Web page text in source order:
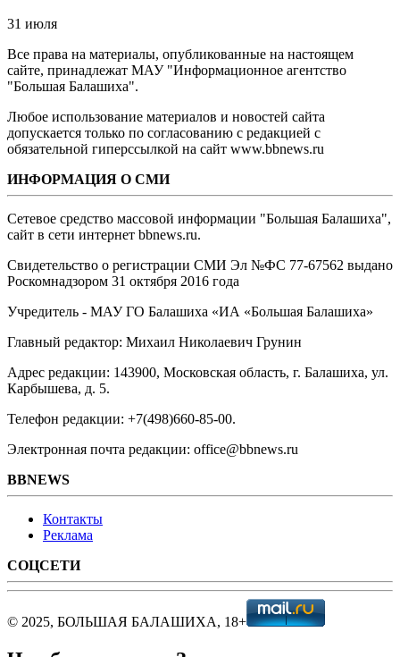
31 июля
Все права на материалы, опубликованные на настоящем
сайте, принадлежат МАУ "Информационное агентство
"Большая Балашиха".
Любое использование материалов и новостей сайта
допускается только по согласованию с редакцией с
обязательной гиперссылкой на сайт www.bbnews.ru
ИНФОРМАЦИЯ О СМИ
Сетевое средство массовой информации "Большая Балашиха",
сайт в сети интернет bbnews.ru.
Свидетельство о регистрации СМИ Эл №ФС ‎77-67562 выдано
Роскомнадзором 31 октября 2016 года
Учредитель - МАУ ГО Балашиха «ИА «Большая Балашиха»
Главный редактор: Михаил Николаевич Грунин
Адрес редакции: 143900, Московская область, г. Балашиха, ул.
Карбышева, д. 5.
Телефон редакции: +7(498)660-85-00.
Электронная почта редакции: office@bbnews.ru
BBNEWS
Контакты
Реклама
СОЦСЕТИ
© 2025, БОЛЬШАЯ БАЛАШИХА, 18+